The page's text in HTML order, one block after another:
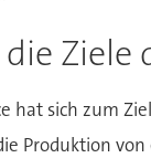
Ziele
hat sich zum
Produktion